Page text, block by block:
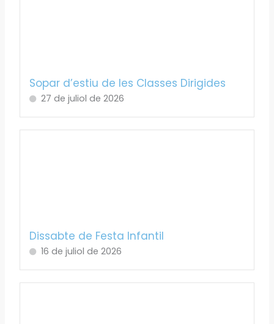
Sopar d’estiu de les Classes Dirigides
27 de juliol de 2026
Dissabte de Festa Infantil
16 de juliol de 2026